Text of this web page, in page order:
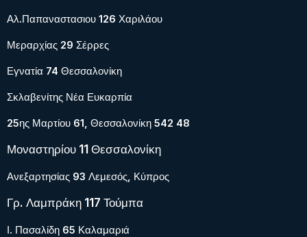
Αλ.Παπαναστασιου 126 Χαριλάου
Μεραρχίας 29 Σέρρες
Εγνατία 74 Θεσσαλονίκη
Σκλαβενίτης Νέα Ευκαρπία
25ης Μαρτίου 61, Θεσσαλονίκη 542 48
Μοναστηρίου 11 Θεσσαλονίκη
Ανεξαρτησίας 93 Λεμεσός, Κύπρος
Γρ. Λαμπράκη 117 Τούμπα
Ι. Πασαλίδη 65 Καλαμαριά